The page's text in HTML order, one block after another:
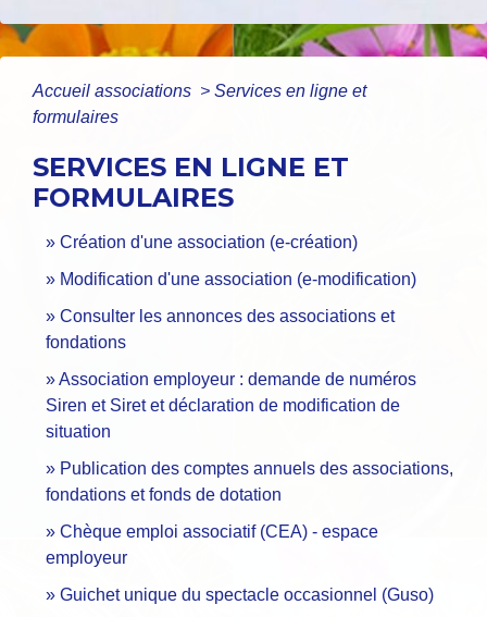
Accueil associations > Services en ligne et
formulaires
SERVICES EN LIGNE ET
FORMULAIRES
Création d'une association (e-création)
Modification d'une association (e-modification)
Consulter les annonces des associations et
fondations
Association employeur : demande de numéros
Siren et Siret et déclaration de modification de
situation
Publication des comptes annuels des associations,
fondations et fonds de dotation
Chèque emploi associatif (CEA) - espace
employeur
Guichet unique du spectacle occasionnel (Guso)